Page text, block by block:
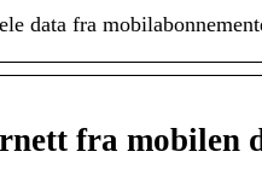
data fra
fra mobilen